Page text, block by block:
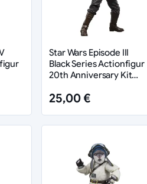
Star Wars Episode III
Black Series Actionfigur
20th Anniversary Kit
25,00 €